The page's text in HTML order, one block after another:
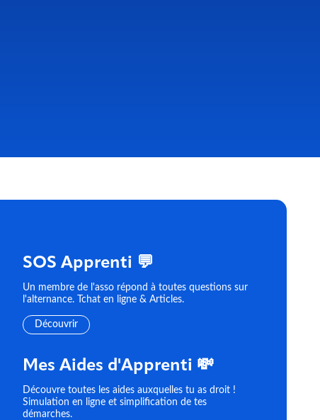
SOS Apprenti 💬
Un membre de l'asso répond à toutes questions sur
l'alternance. Tchat en ligne & Articles.
Découvrir
Mes Aides d'Apprenti 💸
Découvre toutes les aides auxquelles tu as droit !
Simulation en ligne et simplification de tes
démarches.